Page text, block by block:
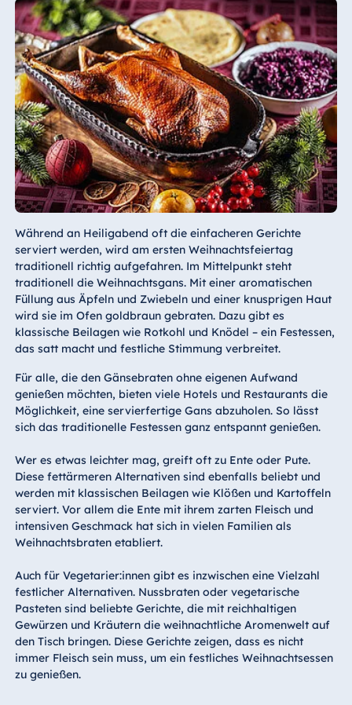
Während an Heiligabend oft die einfacheren Gerichte
serviert werden, wird am ersten Weihnachtsfeiertag
traditionell richtig aufgefahren. Im Mittelpunkt steht
traditionell die Weihnachtsgans. Mit einer aromatischen
Füllung aus Äpfeln und Zwiebeln und einer knusprigen Haut
wird sie im Ofen goldbraun gebraten. Dazu gibt es
klassische Beilagen wie Rotkohl und Knödel – ein Festessen,
das satt macht und festliche Stimmung verbreitet.
Für alle, die den Gänsebraten ohne eigenen Aufwand
genießen möchten, bieten viele Hotels und Restaurants die
Möglichkeit, eine servierfertige Gans abzuholen. So lässt
sich das traditionelle Festessen ganz entspannt genießen.
Wer es etwas leichter mag, greift oft zu Ente oder Pute.
Diese fettärmeren Alternativen sind ebenfalls beliebt und
werden mit klassischen Beilagen wie Klößen und Kartoffeln
serviert. Vor allem die Ente mit ihrem zarten Fleisch und
intensiven Geschmack hat sich in vielen Familien als
Weihnachtsbraten etabliert.
Auch für Vegetarier:innen gibt es inzwischen eine Vielzahl
festlicher Alternativen. Nussbraten oder vegetarische
Pasteten sind beliebte Gerichte, die mit reichhaltigen
Gewürzen und Kräutern die weihnachtliche Aromenwelt auf
den Tisch bringen. Diese Gerichte zeigen, dass es nicht
immer Fleisch sein muss, um ein festliches Weihnachtsessen
zu genießen.